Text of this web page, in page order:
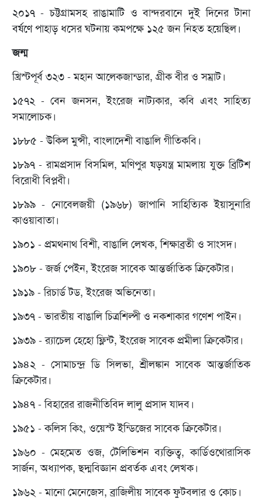
২০১৭ - চট্টগ্রামসহ রাঙামাটি ও বান্দরবানে দুই দিনের টানা
বর্ষণে পাহাড় ধসের ঘটনায় কমপক্ষে ১২৫ জন নিহত হয়েছিল।
জন্ম
খ্রিস্টপূর্ব ৩২৩ - মহান আলেকজান্ডার, গ্রীক বীর ও সম্রাট।
১৫৭২ - বেন জনসন, ইংরেজ নাট্যকার, কবি এবং সাহিত্য
সমালোচক।
১৮৮৫ - উকিল মুন্সী, বাংলাদেশী বাঙালি গীতিকবি।
১৮৯৭ - রামপ্রসাদ বিসমিল, মণিপুর ষড়যন্ত্র মামলায় যুক্ত ব্রিটিশ
বিরোধী বিপ্লবী।
১৮৯৯ - নোবেলজয়ী (১৯৬৮) জাপানি সাহিত্যিক ইয়াসুনারি
কাওয়াবাতা।
১৯০১ - প্রমথনাথ বিশী, বাঙালি লেখক, শিক্ষাব্রতী ও সাংসদ।
১৯০৮ - জর্জ পেইন, ইংরেজ সাবেক আন্তর্জাতিক ক্রিকেটার।
১৯১৯ - রিচার্ড টড, ইংরেজ অভিনেতা।
১৯৩৭ - ভারতীয় বাঙালি চিত্রশিল্পী ও নকশাকার গণেশ পাইন।
১৯৩৯ - র‌্যাচেল হেহো ফ্লিন্ট, ইংরেজ সাবেক প্রমীলা ক্রিকেটার।
১৯৪২ - সোমাচন্দ্র ডি সিলভা, শ্রীলঙ্কান সাবেক আন্তর্জাতিক
ক্রিকেটার।
১৯৪৭ - বিহারের রাজনীতিবিদ লালু প্রসাদ যাদব।
১৯৫১ - কলিস কিং, ওয়েস্ট ইন্ডিজের সাবেক ক্রিকেটার।
১৯৬০ - মেহমেত ওজ, টেলিভিশন ব্যক্তিত্ব, কার্ডিওথোরাসিক
সার্জন, অধ্যাপক, ছদ্মবিজ্ঞান প্রবর্তক এবং লেখক।
১৯৬২ - মানো মেনেজেস, ব্রাজিলীয় সাবেক ফুটবলার ও কোচ।